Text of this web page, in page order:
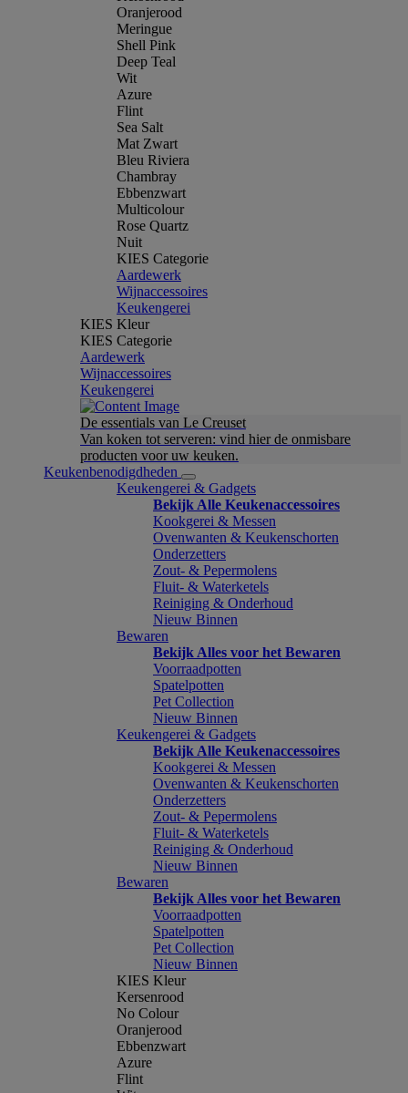
Oranjerood
Meringue
Shell Pink
Deep Teal
Wit
Azure
Flint
Sea Salt
Mat Zwart
Bleu Riviera
Chambray
Ebbenzwart
Multicolour
Rose Quartz
Nuit
KIES Categorie
Aardewerk
Wijnaccessoires
Keukengerei
KIES Kleur
KIES Categorie
Aardewerk
Wijnaccessoires
Keukengerei
De essentials van Le Creuset
Van koken tot serveren: vind hier de onmisbare
producten voor uw keuken.
Keukenbenodigdheden
Keukengerei & Gadgets
Bekijk Alle Keukenaccessoires
Kookgerei & Messen
Ovenwanten & Keukenschorten
Onderzetters
Zout- & Pepermolens
Fluit- & Waterketels
Reiniging & Onderhoud
Nieuw Binnen
Bewaren
Bekijk Alles voor het Bewaren
Voorraadpotten
Spatelpotten
Pet Collection
Nieuw Binnen
Keukengerei & Gadgets
Bekijk Alle Keukenaccessoires
Kookgerei & Messen
Ovenwanten & Keukenschorten
Onderzetters
Zout- & Pepermolens
Fluit- & Waterketels
Reiniging & Onderhoud
Nieuw Binnen
Bewaren
Bekijk Alles voor het Bewaren
Voorraadpotten
Spatelpotten
Pet Collection
Nieuw Binnen
KIES Kleur
Kersenrood
No Colour
Oranjerood
Ebbenzwart
Azure
Flint